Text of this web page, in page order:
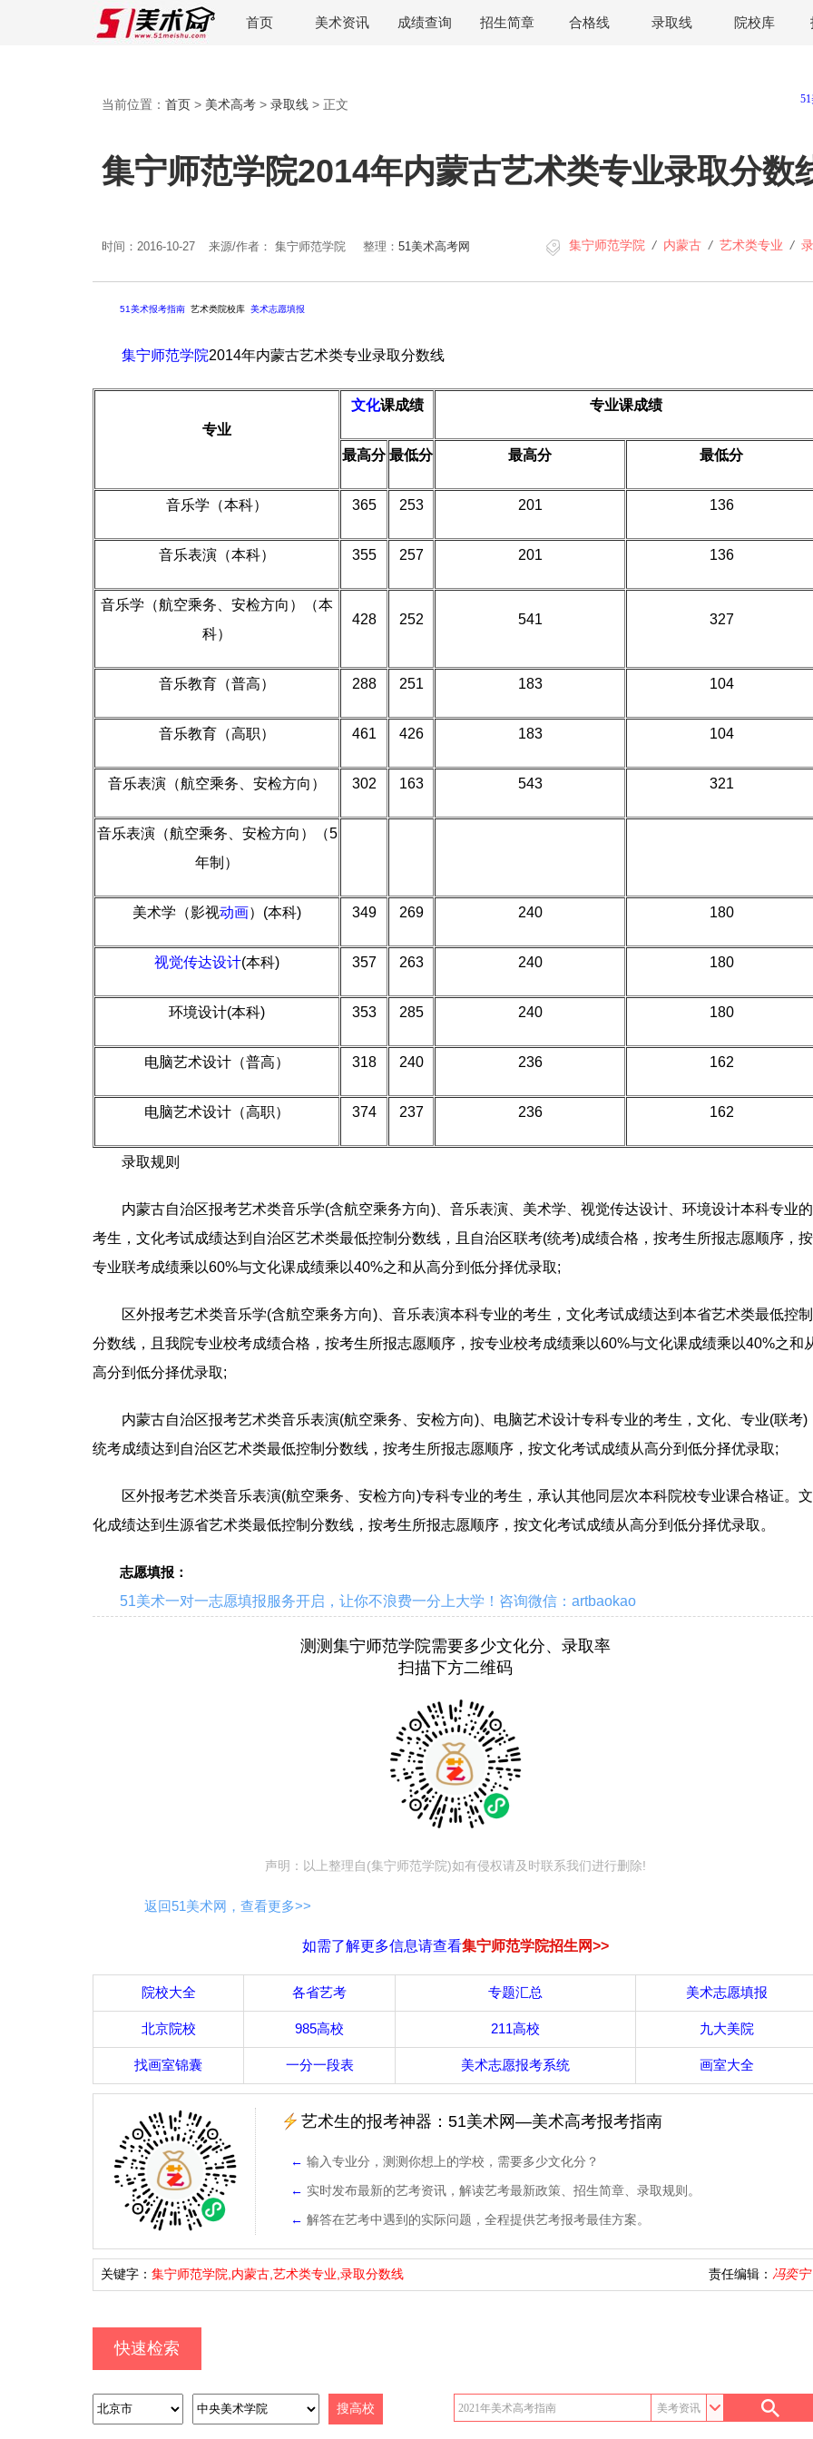
首页 美术资讯 成绩查询 招生简章 合格线 录取线 院校库
当前位置： 首页 > 美术高考 > 录取线 > 正文
集宁师范学院2014年内蒙古艺术类专业录取分数
时间：2016-10-27 来源/作者： 集宁师范学院 整理： 51美术高考网 集宁师范学院 / 内蒙古 / 艺术类专业 /
51美术报考指南 艺术类院校库 美术志愿填报
集宁师范学院2014年内蒙古艺术类专业录取分数线
专业
文化课成绩 专业课成绩
最高分 最低分 最高分 最低分
音乐学（本科） 365 253 201 136
音乐表演（本科） 355 257 201 136
音乐学（航空乘务、安检方向）（本
科）
428 252 541 327
音乐教育（普高） 288 251 183 104
音乐教育（高职） 461 426 183 104
音乐表演（航空乘务、安检方向） 302 163 543 321
音乐表演（航空乘务、安检方向）（5
年制）
美术学（影视动画）(本科) 349 269 240 180
视觉传达设计(本科) 357 263 240 180
环境设计(本科) 353 285 240 180
电脑艺术设计（普高） 318 240 236 162
电脑艺术设计（高职） 374 237 236 162
录取规则
内蒙古自治区报考艺术类音乐学(含航空乘务方向)、音乐表演、美术学、视觉传达设计、环境设计本科专业的
考生，文化考试成绩达到自治区艺术类最低控制分数线，且自治区联考(统考)成绩合格，按考生所报志愿顺序，按
专业联考成绩乘以60%与文化课成绩乘以40%之和从高分到低分择优录取;
区外报考艺术类音乐学(含航空乘务方向)、音乐表演本科专业的考生，文化考试成绩达到本省艺术类最低控制
分数线，且我院专业校考成绩合格，按考生所报志愿顺序，按专业校考成绩乘以60%与文化课成绩乘以40%之和
高分到低分择优录取;
内蒙古自治区报考艺术类音乐表演(航空乘务、安检方向)、电脑艺术设计专科专业的考生，文化、专业(联考)
统考成绩达到自治区艺术类最低控制分数线，按考生所报志愿顺序，按文化考试成绩从高分到低分择优录取;
区外报考艺术类音乐表演(航空乘务、安检方向)专科专业的考生，承认其他同层次本科院校专业课合格证。文
化成绩达到生源省艺术类最低控制分数线，按考生所报志愿顺序，按文化考试成绩从高分到低分择优录取。
志愿填报：
51美术一对一志愿填报服务开启，让你不浪费一分上大学！咨询微信：artbaokao
测测集宁师范学院需要多少文化分、录取率
扫描下方二维码
声明：以上整理自(集宁师范学院)如有侵权请及时联系我们进行删除!
返回51美术网，查看更多>>
如需了解更多信息请查看集宁师范学院招生网>>
院校大全 各省艺考 专题汇总 美术志愿填报
北京院校 985高校 211高校 九大美院
找画室锦囊 一分一段表 美术志愿报考系统 画室大全
艺术生的报考神器：51美术网—美术高考报考指南
← 输入专业分，测测你想上的学校，需要多少文化分？
← 实时发布最新的艺考资讯，解读艺考最新政策、招生简章、录取规则。
← 解答在艺考中遇到的实际问题，全程提供艺考报考最佳方案。
责任编辑： 冯奕宁
关键字： 集宁师范学院,内蒙古,艺术类专业,录取分数线
快速检索